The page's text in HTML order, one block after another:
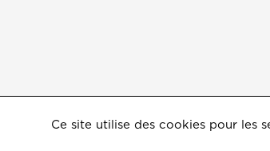
Ce site utilise des cookies pour les